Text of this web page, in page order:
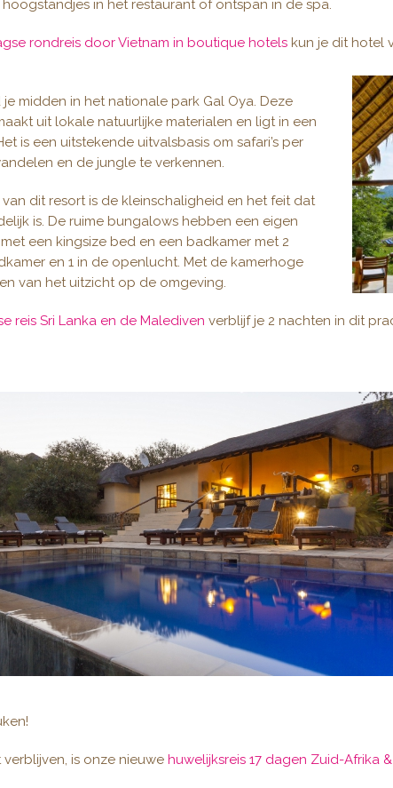
in het restaurant of ontspan in de spa.
rondreis door Vietnam in boutique hotels kun je dit hotel
midden in het nationale park Gal Oya. Deze
uit lokale natuurlijke materialen en ligt in een
is een uitstekende uitvalsbasis om safari’s per
en de jungle te verkennen.
dit resort is de kleinschaligheid en het feit dat
is. De ruime bungalows hebben een eigen
een kingsize bed en een badkamer met 2
en 1 in de openlucht. Met de kamerhoge
van het uitzicht op de omgeving.
reis Sri Lanka en de Malediven verblijf je 2 nachten in dit
is onze nieuwe huwelijksreis 17 dagen Zuid-Afrika